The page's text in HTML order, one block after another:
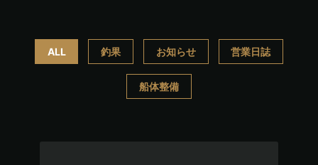
ALL 釣果 お知らせ 営業日誌
船体整備